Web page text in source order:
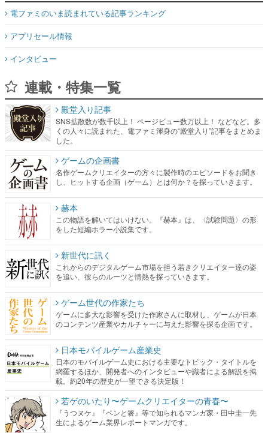
電ファミのいま読まれている記事ランキング
アプリセール情報
インタビュー
連載・特集一覧
殿堂入り記事
SNS拡散数が数千以上！ ページビュー数万以上！ などなど。多
くの人々に読まれた、電ファミ渾身の“殿堂入り”記事をまとめま
した。
ゲームの企画書
名作ゲームクリエイターの方々に製作時のエピソードをお聞き
し、ヒットする企画（ゲーム）とは何か？を探っていきます。
赫本
この物語を解いてはいけない。『赫本』は、〈試験問題〉の形
をした短編ホラー小説集です。
新世代に訊く
これからのデジタルゲーム市場を担う若きクリエイター達の姿
を追い、彼らのルーツと情熱を探っていきます。
ゲーム世代の作家たち
ゲームに多大な影響を受けた作家さんに取材し、ゲームが日本
のコンテンツ産業やカルチャーに与えた影響を探る企画です。
日本モバイルゲーム産業史
日本のモバイルゲーム史における主要なトピック・タイトルを
網羅するほか、開発者へのインタビューや識者による解説を掲
載。約20年の歴史が一望できる決定版！
若ゲのいたり〜ゲームクリエイターの青春〜
『うつヌケ』『ペンと箸』等で知られるマンガ家・田中圭一先
生によるゲーム業界レポートマンガです。